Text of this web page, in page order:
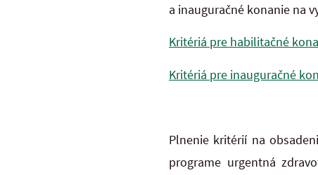
a inauguračné konanie na
Kritériá pre habilitačné
Kritériá pre inauguračné
Plnenie kritérií na
programe urgentná